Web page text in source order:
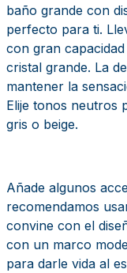
baño grande con
perfecto para ti.
con gran
cristal grande. La
mantener la
Elije tonos neutros
gris o beige.
Añade algunos
recomendamos
convine con el
con un marco
para darle vida al